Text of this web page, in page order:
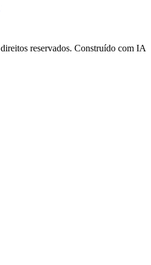
reservados. Construído com IA